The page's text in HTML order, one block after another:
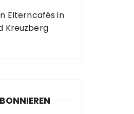
Elterncafés in
Kreuzberg